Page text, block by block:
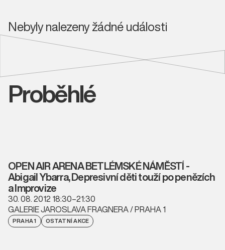
Nebyly nalezeny žádné události
Proběhlé
OPEN AIR ARENA BETLÉMSKÉ NÁMĚSTÍ -
Abigail Ybarra, Depresivní děti touží po penězích
a Improvize
30. 08. 2012 18:30–21:30
GALERIE JAROSLAVA FRAGNERA / PRAHA 1
PRAHA 1 OSTATNÍ AKCE